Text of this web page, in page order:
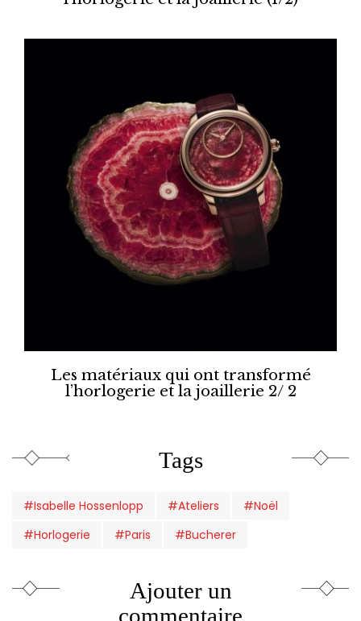
Les matériaux qui ont transformé
l’horlogerie et la joaillerie 2/ 2
Tags
#Isabelle Hossenlopp #Ateliers
#Noël
#Horlogerie
#Paris #Bucherer
Ajouter un
commentaire